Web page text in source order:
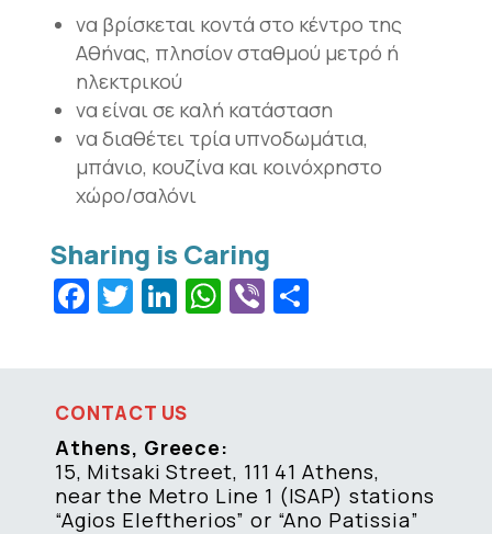
να βρίσκεται κοντά στο κέντρο της
Αθήνας, πλησίον σταθμού μετρό ή
ηλεκτρικού
να είναι σε καλή κατάσταση
να διαθέτει τρία υπνοδωμάτια,
μπάνιο, κουζίνα και κοινόχρηστο
χώρο/σαλόνι
Facebook
Twitter
LinkedIn
WhatsApp
ViberShare
CONTACT US
Athens, Greece:
15, Mitsaki Street, 111 41 Athens,
near the Metro Line 1 (ISAP) stations
“Agios Eleftherios” or “Ano Patissia”